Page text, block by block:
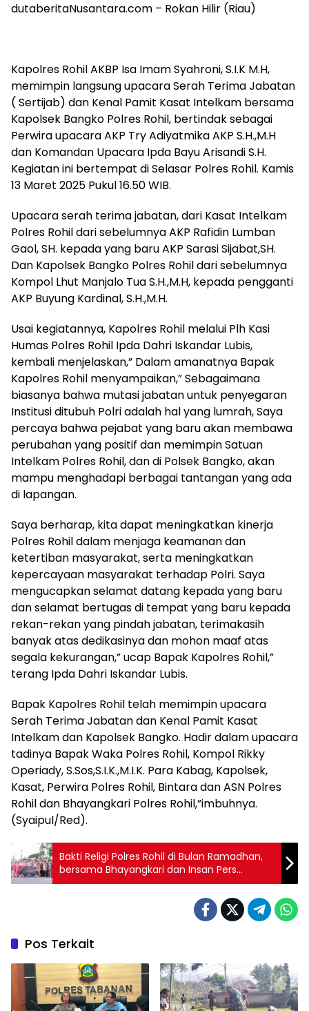
dutaberitaNusantara.com – Rokan Hilir (Riau)
Kapolres Rohil AKBP Isa Imam Syahroni, S.I.K M.H,
memimpin langsung upacara Serah Terima Jabatan
( Sertijab) dan Kenal Pamit Kasat Intelkam bersama
Kapolsek Bangko Polres Rohil, bertindak sebagai
Perwira upacara AKP Try Adiyatmika AKP S.H.,M.H
dan Komandan Upacara Ipda Bayu Arisandi S.H.
Kegiatan ini bertempat di Selasar Polres Rohil. Kamis
13 Maret 2025 Pukul 16.50 WIB.
Upacara serah terima jabatan, dari Kasat Intelkam
Polres Rohil dari sebelumnya AKP Rafidin Lumban
Gaol, SH. kepada yang baru AKP Sarasi Sijabat,SH.
Dan Kapolsek Bangko Polres Rohil dari sebelumnya
Kompol Lhut Manjalo Tua S.H.,M.H, kepada pengganti
AKP Buyung Kardinal, S.H.,M.H.
Usai kegiatannya, Kapolres Rohil melalui Plh Kasi
Humas Polres Rohil Ipda Dahri Iskandar Lubis,
kembali menjelaskan,” Dalam amanatnya Bapak
Kapolres Rohil menyampaikan,” Sebagaimana
biasanya bahwa mutasi jabatan untuk penyegaran
Institusi ditubuh Polri adalah hal yang lumrah, Saya
percaya bahwa pejabat yang baru akan membawa
perubahan yang positif dan memimpin Satuan
Intelkam Polres Rohil, dan di Polsek Bangko, akan
mampu menghadapi berbagai tantangan yang ada
di lapangan.
Saya berharap, kita dapat meningkatkan kinerja
Polres Rohil dalam menjaga keamanan dan
ketertiban masyarakat, serta meningkatkan
kepercayaan masyarakat terhadap Polri. Saya
mengucapkan selamat datang kepada yang baru
dan selamat bertugas di tempat yang baru kepada
rekan-rekan yang pindah jabatan, terimakasih
banyak atas dedikasinya dan mohon maaf atas
segala kekurangan,” ucap Bapak Kapolres Rohil,”
terang Ipda Dahri Iskandar Lubis.
Bapak Kapolres Rohil telah memimpin upacara
Serah Terima Jabatan dan Kenal Pamit Kasat
Intelkam dan Kapolsek Bangko. Hadir dalam upacara
tadinya Bapak Waka Polres Rohil, Kompol Rikky
Operiady, S.Sos,S.I.K.,M.I.K. Para Kabag, Kapolsek,
Kasat, Perwira Polres Rohil, Bintara dan ASN Polres
Rohil dan Bhayangkari Polres Rohil,”imbuhnya.
(Syaipul/Red).
Bakti Religi Polres Rohil di Bulan Ramadhan,
bersama Bhayangkari dan Insan Pers
Bagikan Takjil
Pos Terkait